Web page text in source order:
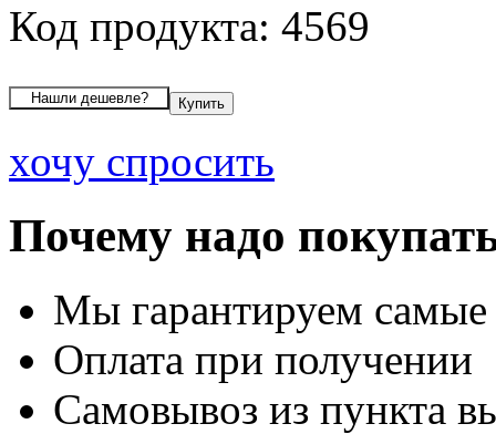
Код продукта: 4569
хочу спросить
Почему надо
Мы гарантируем
Оплата при получении
Самовывоз из пункта